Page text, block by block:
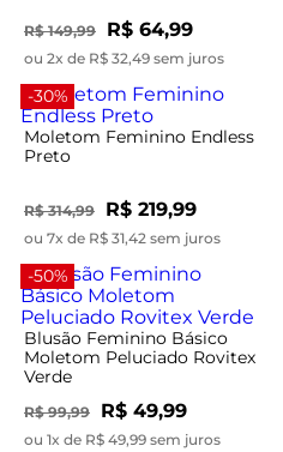
R$ 149,99 R$ 64,99
ou 2x de R$ 32,49 sem juros
-30%
Moletom Feminino Endless
Preto
R$ 314,99 R$ 219,99
ou 7x de R$ 31,42 sem juros
-50%
Blusão Feminino Básico
Moletom Peluciado Rovitex
Verde
R$ 99,99 R$ 49,99
ou 1x de R$ 49,99 sem juros